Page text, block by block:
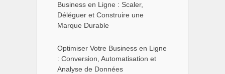
Business en Ligne : Scaler,
Déléguer et Construire une
Marque Durable
Optimiser Votre Business en Ligne
: Conversion, Automatisation et
Analyse de Données